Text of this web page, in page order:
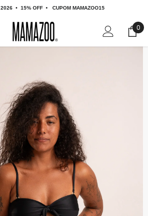
•  15% OFF  •   CUPOM MAMAZOO15
0
0